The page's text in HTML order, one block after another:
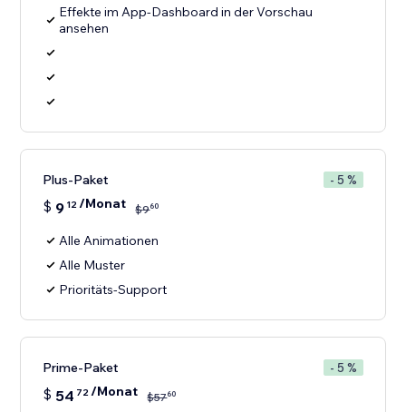
Effekte im App-Dashboard in der Vorschau
ansehen
Plus-Paket - 5 %
$ 9 12/Monat $960
Alle Animationen
Alle Muster
Prioritäts-Support
Prime-Paket - 5 %
$ 54 72/Monat $5760